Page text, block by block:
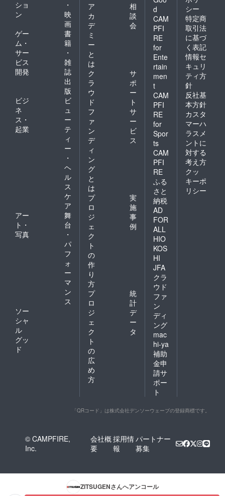
ショ
ン
・
映
画
ゲー
ム・
サー
ビス
開発
書
籍
・
雑
誌
出
版
ビジ
ネ
ス・
起業
ビ
ュ
ー
テ
ィ
ー
・
ヘ
ル
ス
ケ
ア
アー
ト・
写真
舞
台
・
パ
フ
ォ
ー
マ
ン
ス
ソー
シャ
ル
グッ
ド
ア
カ
デ
ミ
ー
と
は
相
談
会
ク
ラ
ウ
ド
フ
ァ
ン
デ
ィ
ン
グ
と
は
サ
ポ
ー
ト
サ
ー
ビ
ス
プ
ロ
ジ
ェ
ク
ト
の
作
り
方
実
施
事
例
プ
ロ
ジ
ェ
ク
ト
の
広
め
方
統
計
デ
ー
タ
d
CAM
PFI
RE
for
Ente
rtain
men
t
CAM
PFI
RE
for
Spor
ts
CAM
PFI
RE
ふる
さと
納税
AD
FOR
ALL
HIO
KOS
HI
JFA
クラ
ウド
ファ
ン
ディ
ング
mac
hi-ya
補助
金申
請サ
ポー
ト
シー
特定商
取引法
に基づ
く表記
情報セ
キュリ
ティ方
針
反社基
本方針
カスタ
マーハ
ラスメ
ントに
対する
考え方
クッ
キーポ
リシー
「QRコード」は株式会社デンソーウェーブの登録商標です。
© CAMPFIRE,
Inc.
会社概
要
採用情
報
パートナー
募集
ZITSUGENさんへアンコール